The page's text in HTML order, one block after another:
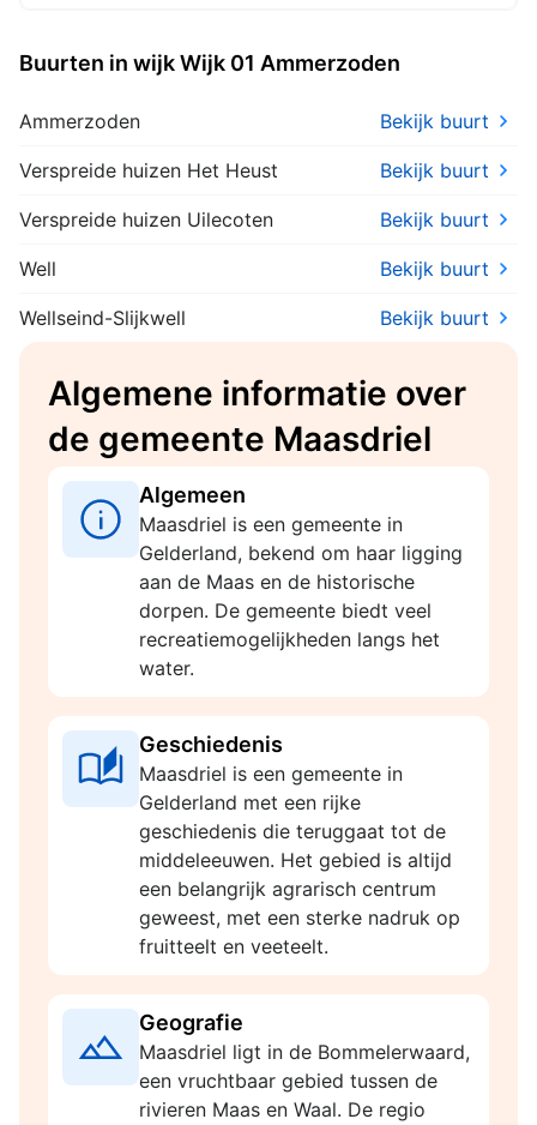
Buurten in wijk Wijk 01 Ammerzoden
Ammerzoden Bekijk buurt
Verspreide huizen Het Heust Bekijk buurt
Verspreide huizen Uilecoten Bekijk buurt
Well Bekijk buurt
Wellseind-Slijkwell Bekijk buurt
Algemene informatie over
de gemeente Maasdriel
Algemeen
Maasdriel is een gemeente in
Gelderland, bekend om haar ligging
aan de Maas en de historische
dorpen. De gemeente biedt veel
recreatiemogelijkheden langs het
water.
Geschiedenis
Maasdriel is een gemeente in
Gelderland met een rijke
geschiedenis die teruggaat tot de
middeleeuwen. Het gebied is altijd
een belangrijk agrarisch centrum
geweest, met een sterke nadruk op
fruitteelt en veeteelt.
Geografie
Maasdriel ligt in de Bommelerwaard,
een vruchtbaar gebied tussen de
rivieren Maas en Waal. De regio